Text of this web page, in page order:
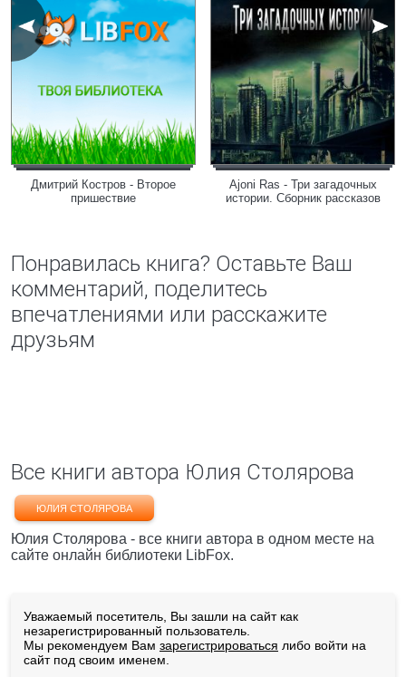
Дмитрий Костров - Второе
пришествие
Ajoni Ras - Три загадочных
истории. Сборник рассказов
Понравилась книга? Оставьте Ваш
комментарий, поделитесь
впечатлениями или расскажите
друзьям
Все книги автора Юлия Столярова
ЮЛИЯ СТОЛЯРОВА
Юлия Столярова - все книги автора в одном месте на
сайте онлайн библиотеки LibFox.
Уважаемый посетитель, Вы зашли на сайт как
незарегистрированный пользователь.
Мы рекомендуем Вам зарегистрироваться либо войти на
сайт под своим именем.